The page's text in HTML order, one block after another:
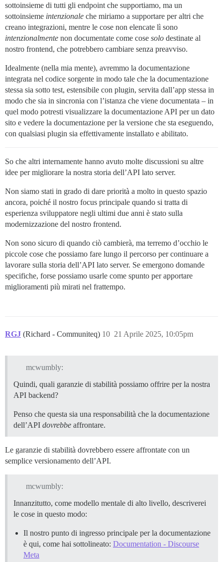
sottoinsieme di tutti gli endpoint che supportiamo, ma un
sottoinsieme intenzionale che miriamo a supportare per altri che
creano integrazioni, mentre le cose non elencate lì sono
intenzionalmente non documentate come cose solo destinate al
nostro frontend, che potrebbero cambiare senza preavviso.
Idealmente (nella mia mente), avremmo la documentazione
integrata nel codice sorgente in modo tale che la documentazione
stessa sia sotto test, estensibile con plugin, servita dall’app stessa in
modo che sia in sincronia con l’istanza che viene documentata – in
quel modo potresti visualizzare la documentazione API per un dato
sito e vedere la documentazione per la versione che sta eseguendo,
con qualsiasi plugin sia effettivamente installato e abilitato.
So che altri internamente hanno avuto molte discussioni su altre
idee per migliorare la nostra storia dell’API lato server.
Non siamo stati in grado di dare priorità a molto in questo spazio
ancora, poiché il nostro focus principale quando si tratta di
esperienza sviluppatore negli ultimi due anni è stato sulla
modernizzazione del nostro frontend.
Non sono sicuro di quando ciò cambierà, ma terremo d’occhio le
piccole cose che possiamo fare lungo il percorso per continuare a
lavorare sulla storia dell’API lato server. Se emergono domande
specifiche, forse possiamo usarle come spunto per apportare
miglioramenti più mirati nel frattempo.
RGJ (Richard - Communiteq) 21 Aprile 2025, 10:05pm
10
mcwumbly:
Quindi, quali garanzie di stabilità possiamo offrire per la nostra
API backend?
Penso che questa sia una responsabilità che la documentazione
dell’API dovrebbe affrontare.
Le garanzie di stabilità dovrebbero essere affrontate con un
semplice versionamento dell’API.
mcwumbly:
Innanzitutto, come modello mentale di alto livello, descriverei
le cose in questo modo:
Il nostro punto di ingresso principale per la documentazione
è qui, come hai sottolineato: Documentation - Discourse
Meta